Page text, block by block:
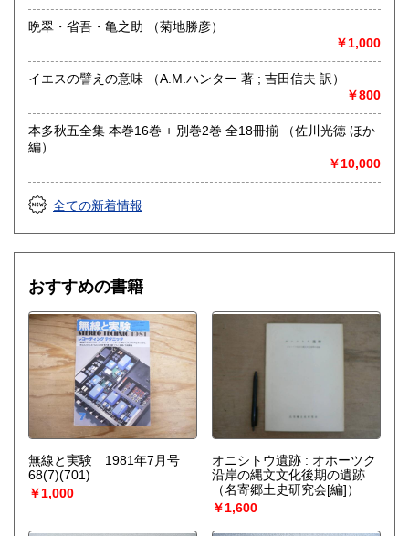
晩翠・省吾・亀之助 （菊地勝彦）
￥1,000
イエスの譬えの意味 （A.M.ハンター 著 ; 吉田信夫 訳）
￥800
本多秋五全集 本巻16巻 + 別巻2巻 全18冊揃 （佐川光徳 ほか
編）
￥10,000
全ての新着情報
おすすめの書籍
無線と実験 1981年7月号
68(7)(701)
￥1,000
オニシトウ遺跡 : オホーツク
沿岸の縄文文化後期の遺跡
（名寄郷土史研究会[編]）
￥1,600